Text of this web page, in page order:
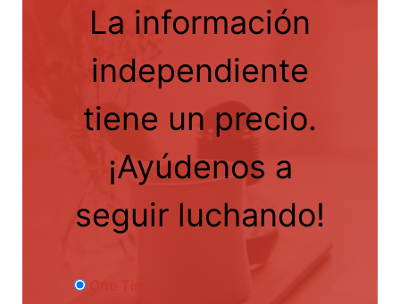
La información
independiente
tiene un precio.
¡Ayúdenos a
seguir luchando!